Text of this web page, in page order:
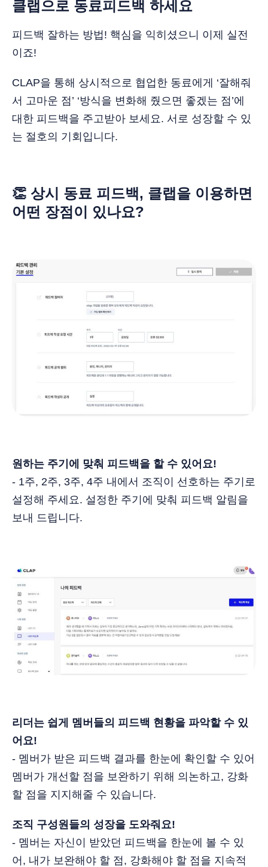
클랩으로 동료피드백 하세요
피드백 잘하는 방법! 핵심을 익히셨으니 이제 실전
이죠!
CLAP을 통해 상시적으로 협업한 동료에게 ‘잘해줘
서 고마운 점’ ‘방식을 변화해 줬으면 좋겠는 점’에
대한 피드백을 주고받아 보세요. 서로 성장할 수 있
는 절호의 기회입니다.
👏 상시 동료 피드백, 클랩을 이용하면
어떤 장점이 있나요?
원하는 주기에 맞춰 피드백을 할 수 있어요!
- 1주, 2주, 3주, 4주 내에서 조직이 선호하는 주기로
설정해 주세요. 설정한 주기에 맞춰 피드백 알림을
보내 드립니다.
리더는 쉽게 멤버들의 피드백 현황을 파악할 수 있
어요!
- 멤버가 받은 피드백 결과를 한눈에 확인할 수 있어
멤버가 개선할 점을 보완하기 위해 의논하고, 강화
할 점을 지지해줄 수 있습니다.
조직 구성원들의 성장을 도와줘요!
- 멤버는 자신이 받았던 피드백을 한눈에 볼 수 있
어, 내가 보완해야 할 점, 강화해야 할 점을 지속적